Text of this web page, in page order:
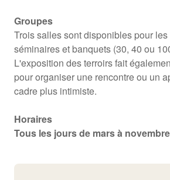
Groupes
Trois salles sont disponibles pour
séminaires et banquets (30, 40 ou
L'exposition des terroirs fait
pour organiser une rencontre ou un
cadre plus intimiste.
Horaires
Tous les jours de mars à